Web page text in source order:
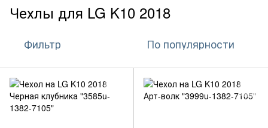
Чехлы для LG K10 2018
Фильтр По популярности